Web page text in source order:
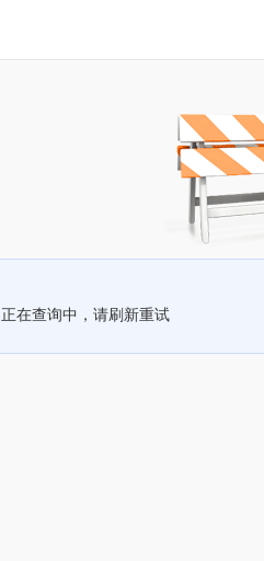
正在查询中，请刷新重试